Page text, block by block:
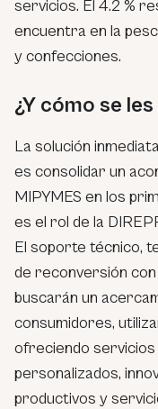
servicios. El 4.2 %
encuentra en la
y confecciones.
¿Y cómo se
La solución
es consolidar un
MIPYMES en los
es el rol de la
El soporte técnico,
de reconversión
buscarán un
consumidores,
ofreciendo
personalizados,
productivos y